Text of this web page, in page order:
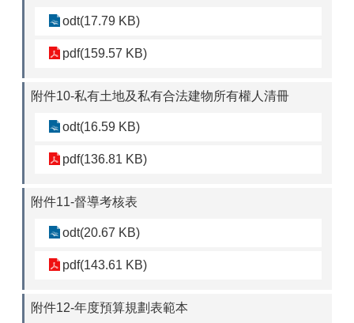
odt(17.79 KB)
pdf(159.57 KB)
附件10-私有土地及私有合法建物所有權人清冊
odt(16.59 KB)
pdf(136.81 KB)
附件11-督導考核表
odt(20.67 KB)
pdf(143.61 KB)
附件12-年度預算規劃表範本